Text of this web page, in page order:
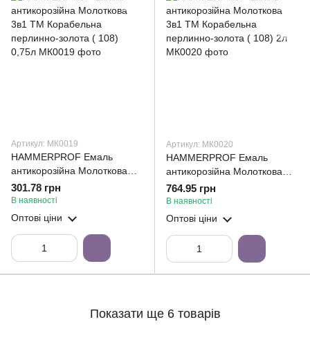
Артикул: МК0019
HAMMERPROF Емаль
антикорозійна Молоткова
3в1 ТМ Корабельна
перлинно-золота ( 108)
0,75л
301.78 грн
В наявності
Оптові ціни
Артикул: МК0020
HAMMERPROF Емаль
антикорозійна Молоткова
3в1 ТМ Корабельна
перлинно-золота ( 108) 2л
764.95 грн
В наявності
Оптові ціни
Показати ще 6 товарів